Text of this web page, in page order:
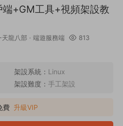
+GM工具+視頻架設教
天龍八部 · 端遊服務端
813
架設系統： Linux
架設難度： 手工架設
費 升級VIP